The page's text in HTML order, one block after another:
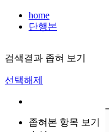
home
단행본
검색결과 좁혀 보기
선택해제
좁혀본 항목 보기